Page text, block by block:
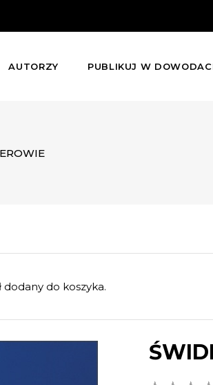
AUTORZY PUBLIKUJ W
dodany do koszyka.